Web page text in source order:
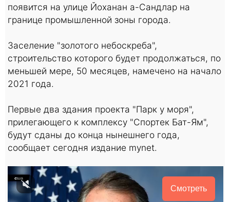
появится на улице Йоханан а-Сандлар на
границе промышленной зоны города.
Заселение "золотого небоскреба",
строительство которого будет продолжаться, по
меньшей мере, 50 месяцев, намечено на начало
2021 года.
Первые два здания проекта "Парк у моря",
прилегающего к комплексу "Спортек Бат-Ям",
будут сданы до конца нынешнего года,
сообщает сегодня издание mynet.
Смотреть